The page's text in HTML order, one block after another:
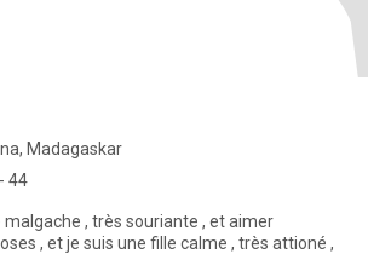
Madagaskar
44
malgache , très souriante , et aimer
, et je suis une fille calme , très attioné ,